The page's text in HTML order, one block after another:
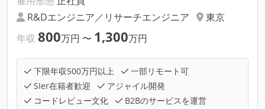
R&Dエンジニア／リサーチエンジニア
東京
年収 800万円 〜 1,300万円
下限年収500万円以上
一部リモート可
SIer在籍者歓迎
アジャイル開発
コードレビュー文化
B2Bのサービスを運営